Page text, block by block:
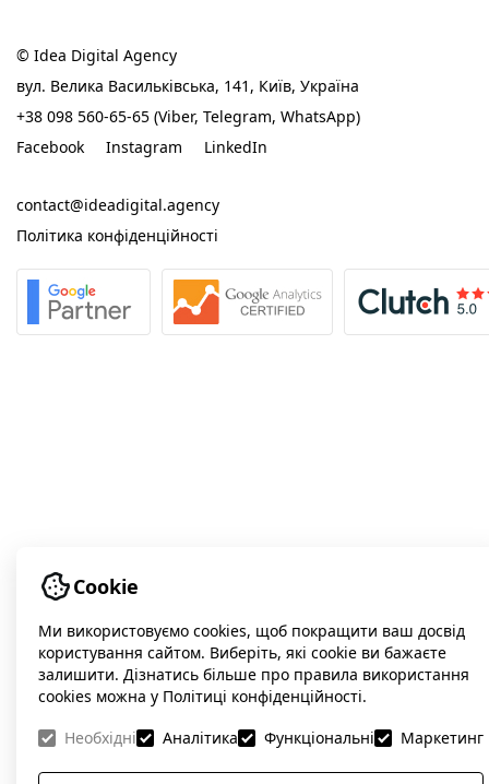
© Idea Digital Agency
вул. Велика Васильківська, 141, Київ, Україна
+38 098 560-65-65 (Viber, Telegram, WhatsApp)
Facebook
Instagram LinkedIn
contact@ideadigital.agency
Політика конфіденційності
Cookie
Ми використовуємо cookies, щоб покращити ваш досвід
користування сайтом. Виберіть, які cookie ви бажаєте
залишити. Дізнатись більше про правила використання
cookies можна у Політиці конфіденційності.
Необхідні
Аналітика Функціональні Маркетинг